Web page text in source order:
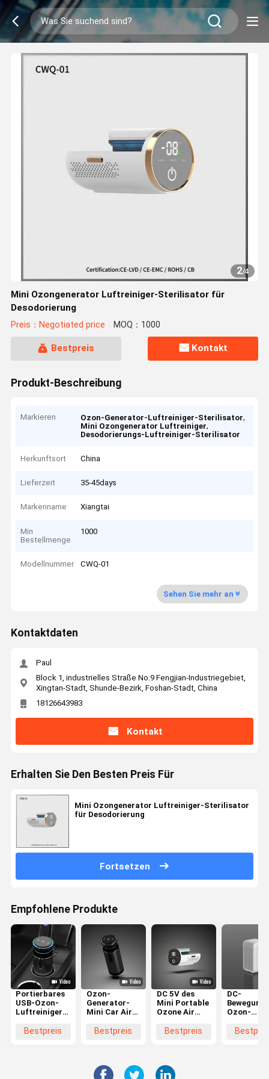
2/4
Mini Ozongenerator Luftreiniger-Sterilisator für
Desodorierung
Preis：Negotiated price MOQ：1000
Bestpreis Kontakt
Produkt-Beschreibung
Markieren Ozon-Generator-Luftreiniger-Sterilisator,
Mini Ozongenerator Luftreiniger,
Desodorierungs-Luftreiniger-Sterilisator
Herkunftsort China
Lieferzeit 35-45days
Markenname Xiangtai
Min
Bestellmenge
1000
Modellnummer CWQ-01
Sehen Sie mehr an
Kontaktdaten
Paul
Block 1, industrielles Straße No.9 Fengjian-Industriegebiet,
Xingtan-Stadt, Shunde-Bezirk, Foshan-Stadt, China
18126643983
Kontakt
Erhalten Sie Den Besten Preis Für
Mini Ozongenerator Luftreiniger-Sterilisator
für Desodorierung
Fortsetzen
Empfohlene Produkte
Portierbares
USB-Ozon-
Luftreiniger-
Mini Anion Air
Bestpreis
Ozon-
Generator-
Mini Car Air
Anions-
Bestpreis
DC 5V des
Mini Portable
Ozone Air
Generator-
Bestpreis
DC-
Ozon-